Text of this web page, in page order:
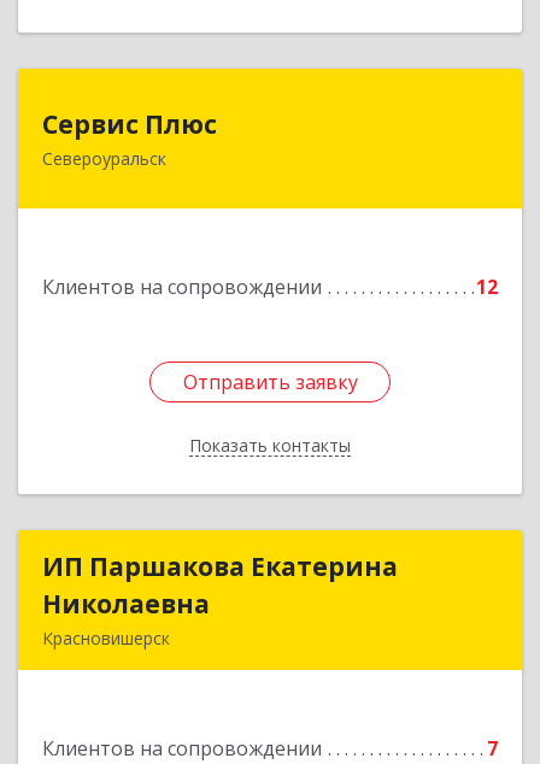
Сервис Плюс
Североуральск
Клиентов на сопровождении 12
Отправить заявку
Показать контакты
624480, Свердловская обл, Североуральск г,
Отправить заявку
Назад
ИП Паршакова Екатерина
Николаевна
Красновишерск
Клиентов на сопровождении 7
ИП Паршакова Екатерина
Подробнее